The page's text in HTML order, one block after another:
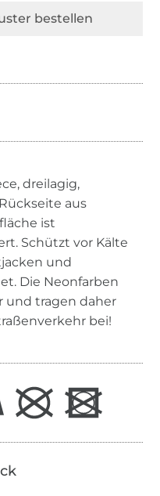
dreilagig,
aus
ist
Schützt vor Kälte
und
Die Neonfarben
und tragen daher
bei!